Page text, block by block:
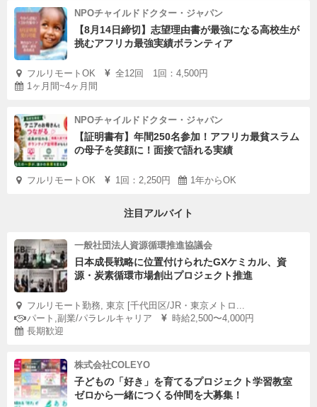
NPOチャイルドドクター・ジャパン
【8月14日締切】志望理由書が最強になる高校生が
挑むアフリカ最強実績ボランティア
フルリモートOK
全12回 1回：4,500円
1ヶ月間~4ヶ月間
NPOチャイルドドクター・ジャパン
【証明書有】年間250名参加！アフリカ最貧スラム
の母子を笑顔に！面接で語れる実績
フルリモートOK 1回：2,250円 1年からOK
注目アルバイト
一般社団法人資源循環推進協議会
日本成長戦略に位置付けられたGXケミカル、資
源・炭素循環市場創出プロジェクト推進
フルリモート勤務, 東京 [千代田区/JR・東京メトロ...
パート,副業/パラレルキャリア
時給2,500〜4,000円
長期歓迎
株式会社COLEYO
子どもの「好き」を育てるプロジェクト学習教室
ゼロから一緒につくる仲間を大募集！